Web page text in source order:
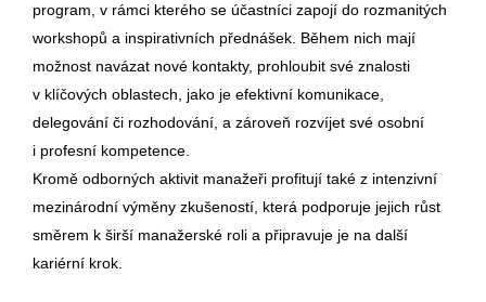
program, v rámci kterého se účastníci zapojí do rozmanitých
workshopů a inspirativních přednášek. Během nich mají
možnost navázat nové kontakty, prohloubit své znalosti
v klíčových oblastech, jako je efektivní komunikace,
delegování či rozhodování, a zároveň rozvíjet své osobní
i profesní kompetence.
Kromě odborných aktivit manažeři profitují také z intenzivní
mezinárodní výměny zkušeností, která podporuje jejich růst
směrem k širší manažerské roli a připravuje je na další
kariérní krok.